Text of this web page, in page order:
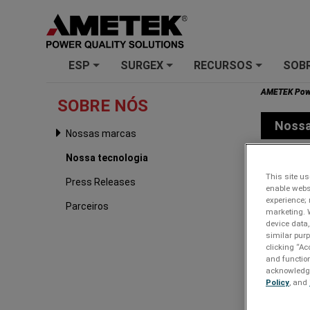
ESP SURGEX RECURSOS
SOBRE NÓS
Nossas marcas
Nossa tecnologia
Press Releases
Parceiros
AMETEK
This site
enable
marketing.
device
similar
clicking
and
Policy , and